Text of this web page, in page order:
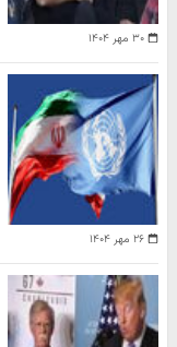
۳۰ مهر ۱۴۰۴
۲۶ مهر ۱۴۰۴